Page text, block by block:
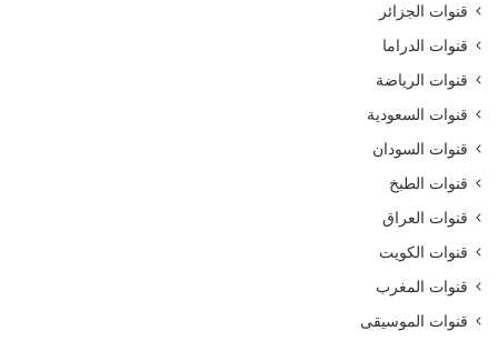
قنوات الجزائر
قنوات الدراما
قنوات الرياضة
قنوات السعودية
قنوات السودان
قنوات الطبخ
قنوات العراق
قنوات الكويت
قنوات المغرب
قنوات الموسيقى